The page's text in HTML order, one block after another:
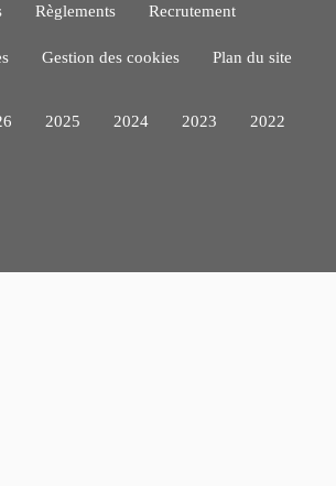
Règlements Recrutement
Gestion des cookies Plan du site
2025 2024 2023 2022